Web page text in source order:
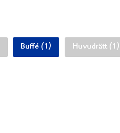
Buffé (1) Huvudrätt (1)